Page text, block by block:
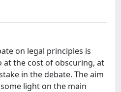
on legal principles is
at the cost of obscuring, at
in the debate. The aim
light on the main